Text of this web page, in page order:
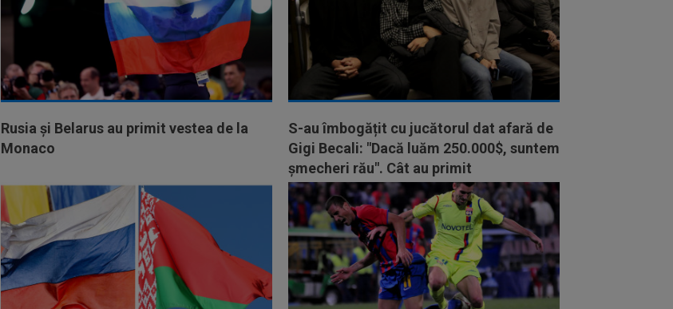
Rusia și Belarus au primit vestea de la
Monaco
S-au îmbogățit cu jucătorul dat afară de
Gigi Becali: "Dacă luăm 250.000$, suntem
șmecheri rău". Cât au primit